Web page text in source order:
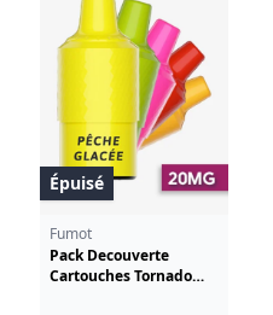
Épuisé
Fumot
Pack Decouverte
Cartouches Tornado